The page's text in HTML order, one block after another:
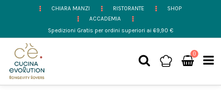
CHIARA MANZI RISTORANTE
SHOP
ACCADEMIA
Spedizioni Gratis per ordini superiori ai 69,90 €
0